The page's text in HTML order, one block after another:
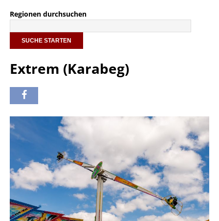
Regionen durchsuchen
Extrem (Karabeg)